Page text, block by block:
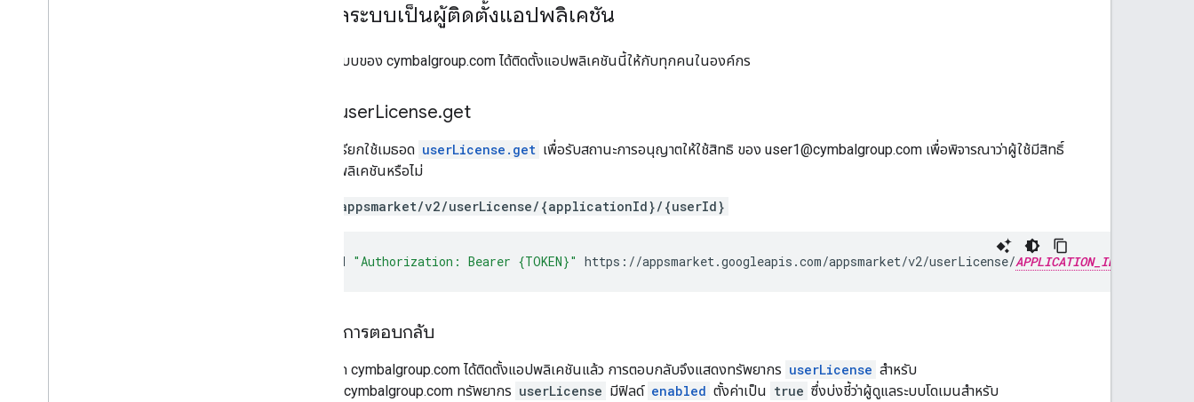
ผู้ดูแลระบบเป็นผู้ติดตั้งแอปพลิเคชัน
ผู้ดูแลระบบของ cymbalgroup.com ได้ติดตั้งแอปพลิเคชันนี้ให้กับทุกคนในองค์กร
คำขอ userLicense.get
คำขอนี้เรียกใช้เมธอด userLicense.get เพื่อรับสถานะการอนุญาตให้ใช้สิทธิ ของ user1@cymbalgroup.com เพื่อพิจารณาว่าผู้ใช้มีสิทธิ์
ใช้ แอปพลิเคชันหรือไม่
GET /appsmarket/v2/userLicense/{applicationId}/{userId}
-H "Authorization: Bearer {TOKEN}" https://appsmarket.googleapis.com/appsmarket/v2/userLicense/APPLICATION_ID
เนื้อหาการตอบกลับ
เนื่องจาก cymbalgroup.com ได้ติดตั้งแอปพลิเคชันแล้ว การตอบกลับจึงแสดงทรัพยากร userLicense สำหรับ
user1@cymbalgroup.com ทรัพยากร userLicense มีฟิลด์ enabled ตั้งค่าเป็น true ซึ่งบ่งชี้ว่าผู้ดูแลระบบโดเมนสำหรับ